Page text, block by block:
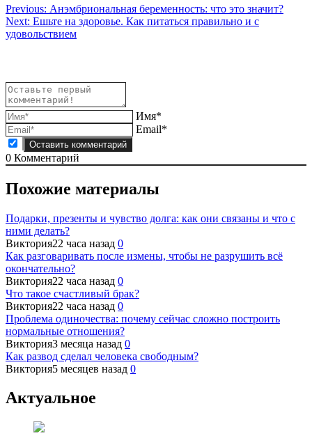
Навигация
по
Previous: Анэмбриональная беременность: что это значит?
Next: Ешьте на здоровье. Как питаться правильно и с
удовольствием
Имя*
Email*
0 Комментарий
Похожие материалы
Подарки, презенты и чувство долга: как они связаны и что с
ними делать?
Виктория22 часа назад 0
Как разговаривать после измены, чтобы не разрушить всё
окончательно?
Виктория22 часа назад 0
Что такое счастливый брак?
Виктория22 часа назад 0
Проблема одиночества: почему сейчас сложно построить
нормальные отношения?
Виктория3 месяца назад 0
Как развод сделал человека свободным?
Виктория5 месяцев назад 0
Актуальное